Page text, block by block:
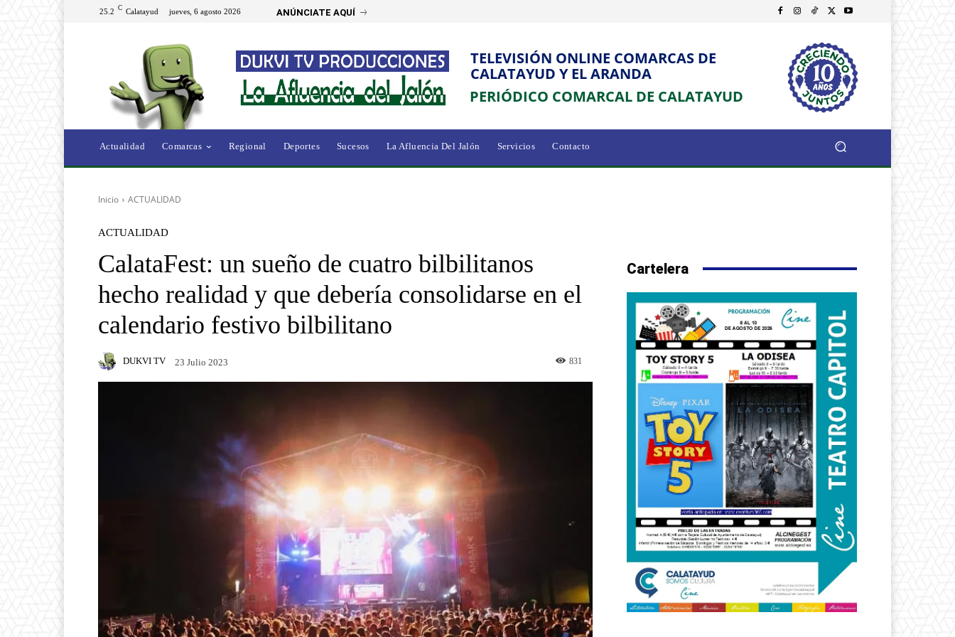
25.2 C Calatayud jueves, 6 agosto 2026 ANÚNCIATE AQUÍ
TELEVISIÓN ONLINE COMARCAS DE
CALATAYUD Y EL ARANDA
PERIÓDICO COMARCAL DE CALATAYUD
Actualidad Comarcas Regional Deportes Sucesos La Afluencia Del Jalón Servicios Contacto
Inicio ACTUALIDAD
ACTUALIDAD
CalataFest: un sueño de cuatro bilbilitanos
hecho realidad y que debería consolidarse en el
calendario festivo bilbilitano
DUKVI TV 23 Julio 2023 831
Cartelera